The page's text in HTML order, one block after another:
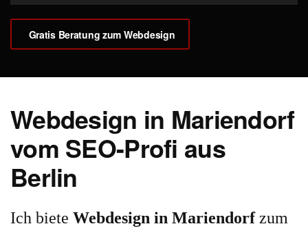
Gratis Beratung zum Webdesign
Webdesign in Mariendorf
vom SEO-Profi aus
Berlin
Ich biete Webdesign in Mariendorfzum